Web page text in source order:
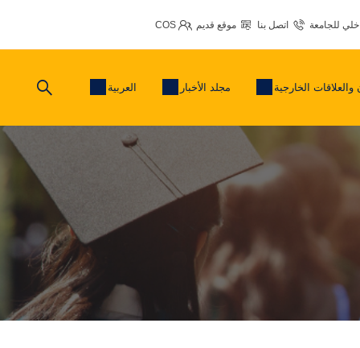
للجامعة اتصل بنا موقع قديم COS
والعلاقات الخارجية مجلد الأخبار العربية